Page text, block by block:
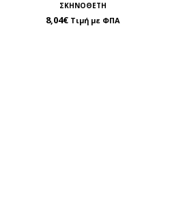
ΣΚΗΝΟΘΕΤΗ
8,04€ Τιμή με ΦΠΑ